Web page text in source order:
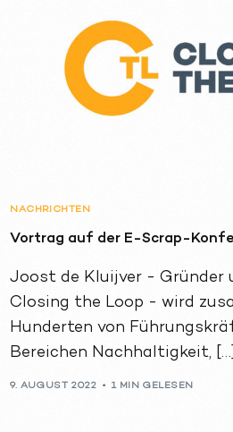
NACHRICHTEN
Vortrag auf der E-Scrap-
Joost de Kluijver - Gründer
Closing the Loop - wird
Hunderten von
Bereichen Nachhaltigkeit, […]
9. AUGUST 2022 1 MIN GELESEN